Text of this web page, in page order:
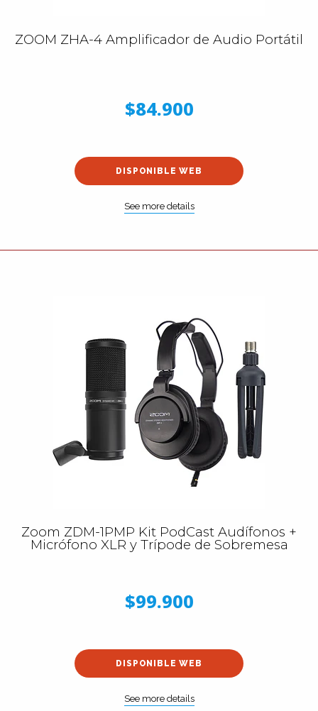
ZOOM ZHA-4 Amplificador de Audio Portátil
$84.900
DISPONIBLE WEB
See more details
Zoom ZDM-1PMP Kit PodCast Audífonos +
Micrófono XLR y Trípode de Sobremesa
$99.900
DISPONIBLE WEB
See more details